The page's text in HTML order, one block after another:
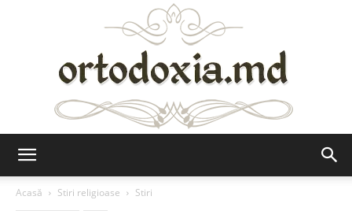
Acasă
Stiri religioase Stiri